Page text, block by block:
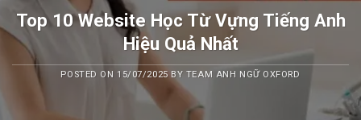
Top 10 Website Học Từ Vựng Tiếng Anh
Hiệu Quả Nhất
POSTED ON 15/07/2025BY TEAM ANH NGỮ OXFORD